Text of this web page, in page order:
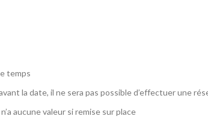
temps
la date, il ne sera pas possible d’effectuer une
aucune valeur si remise sur place